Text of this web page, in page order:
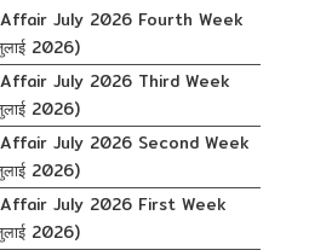
July 2026 Fourth Week
2026)
July 2026 Third Week
2026)
July 2026 Second Week
2026)
July 2026 First Week
2026)